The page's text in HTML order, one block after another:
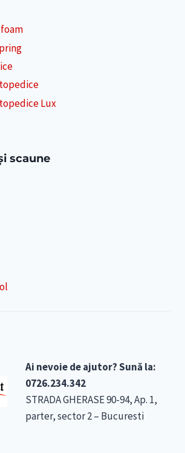
Lux
scaune
Ai nevoie de ajutor? Sună la:
0726.234.342
STRADA GHERASE 90-94, Ap. 1,
parter, sector 2 – Bucuresti